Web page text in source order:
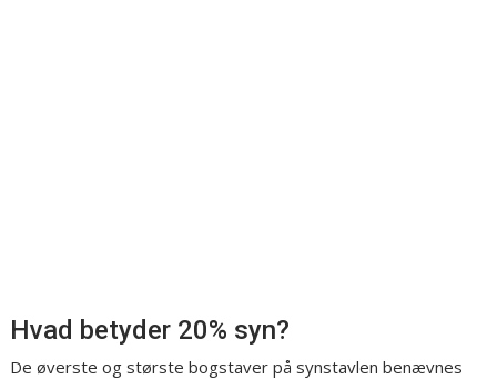
Hvad betyder 20% syn?
De øverste og største bogstaver på synstavlen benævnes